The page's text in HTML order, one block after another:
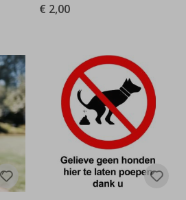
€ 2,00